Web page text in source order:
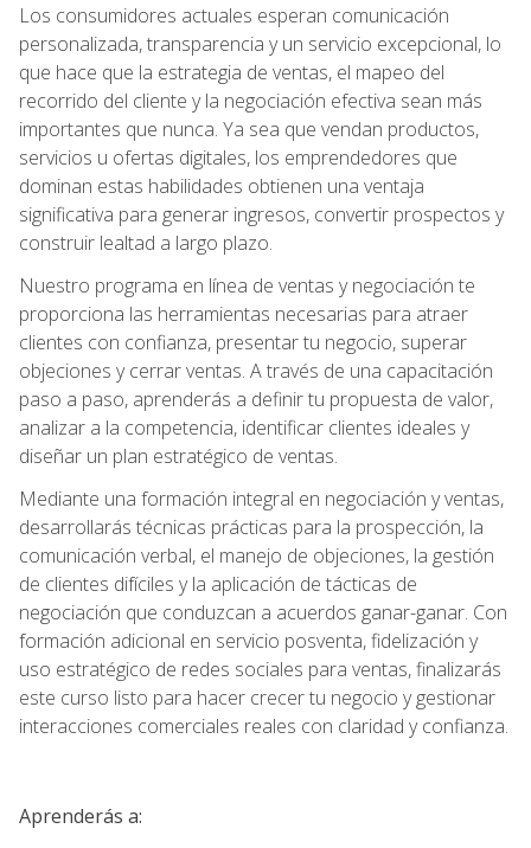
Los consumidores actuales esperan comunicación
personalizada, transparencia y un servicio excepcional, lo
que hace que la estrategia de ventas, el mapeo del
recorrido del cliente y la negociación efectiva sean más
importantes que nunca. Ya sea que vendan productos,
servicios u ofertas digitales, los emprendedores que
dominan estas habilidades obtienen una ventaja
significativa para generar ingresos, convertir prospectos y
construir lealtad a largo plazo.
Nuestro programa en línea de ventas y negociación te
proporciona las herramientas necesarias para atraer
clientes con confianza, presentar tu negocio, superar
objeciones y cerrar ventas. A través de una capacitación
paso a paso, aprenderás a definir tu propuesta de valor,
analizar a la competencia, identificar clientes ideales y
diseñar un plan estratégico de ventas.
Mediante una formación integral en negociación y ventas,
desarrollarás técnicas prácticas para la prospección, la
comunicación verbal, el manejo de objeciones, la gestión
de clientes difíciles y la aplicación de tácticas de
negociación que conduzcan a acuerdos ganar-ganar. Con
formación adicional en servicio posventa, fidelización y
uso estratégico de redes sociales para ventas, finalizarás
este curso listo para hacer crecer tu negocio y gestionar
interacciones comerciales reales con claridad y confianza.
Aprenderás a: